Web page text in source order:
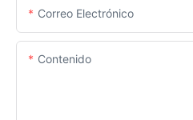
Correo Electrónico
Contenido